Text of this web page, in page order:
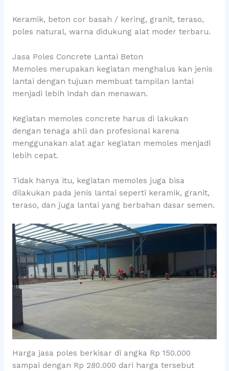
Keramik, beton cor basah / kering, granit, teraso,
poles natural, warna didukung alat moder terbaru.
Jasa Poles Concrete Lantai Beton
Memoles merupakan kegiatan menghalus kan jenis
lantai dengan tujuan membuat tampilan lantai
menjadi lebih indah dan menawan.
Kegiatan memoles concrete harus di lakukan
dengan tenaga ahli dan profesional karena
menggunakan alat agar kegiatan memoles menjadi
lebih cepat.
Tidak hanya itu, kegiatan memoles juga bisa
dilakukan pada jenis lantai seperti keramik, granit,
teraso, dan juga lantai yang berbahan dasar semen.
Harga jasa poles berkisar di angka Rp 150.000
sampai dengan Rp 280.000 dari harga tersebut